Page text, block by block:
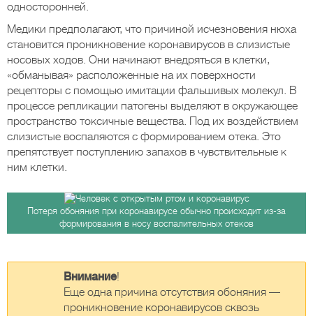
односторонней.
Медики предполагают, что причиной исчезновения нюха
становится проникновение коронавирусов в слизистые
носовых ходов. Они начинают внедряться в клетки,
«обманывая» расположенные на их поверхности
рецепторы с помощью имитации фальшивых молекул. В
процессе репликации патогены выделяют в окружающее
пространство токсичные вещества. Под их воздействием
слизистые воспаляются с формированием отека. Это
препятствует поступлению запахов в чувствительные к
ним клетки.
Потеря обоняния при коронавирусе обычно происходит из-за
формирования в носу воспалительных отеков
Внимание!
Еще одна причина отсутствия обоняния —
проникновение коронавирусов сквозь